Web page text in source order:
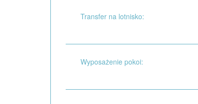
Transfer na lotnisko:
Wyposażenie pokoi: